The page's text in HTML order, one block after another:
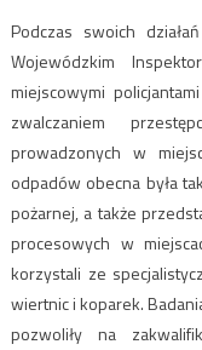
Podczas swoich
Wojewódzkim
miejscowymi
zwalczaniem
prowadzonych w
odpadów obecna była
pożarnej, a także
procesowych w
korzystali ze
wiertnic i koparek.
pozwoliły na